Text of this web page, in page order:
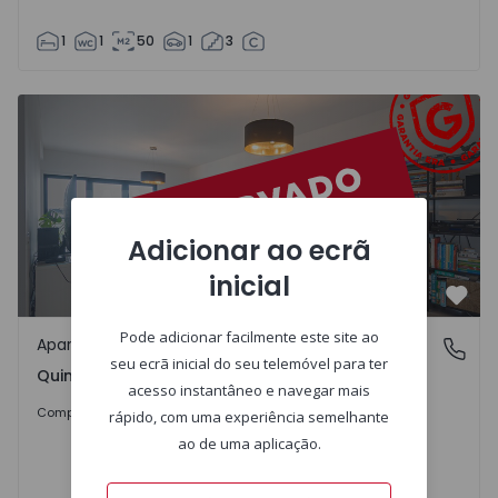
1 1 50 1 3
Apartamento T3 Seixal, Quinta da Trindade - 1503247 - 2
Quinta da Trindade, Seixal
Apartamento
Quinta da Trindade, Seixal
Comprar 580.000 €
Adicionar ao ecrã
inicial
Pode adicionar facilmente este site ao
seu ecrã inicial do seu telemóvel para ter
acesso instantâneo e navegar mais
rápido, com uma experiência semelhante
ao de uma aplicação.